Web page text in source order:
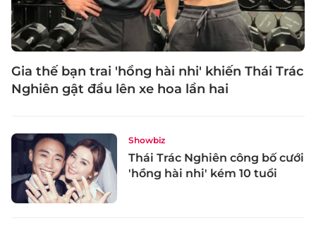
Gia thế bạn trai 'hồng hài nhi' khiến Thái Trác
Nghiên gật đầu lên xe hoa lần hai
Showbiz
Thái Trác Nghiên công bố cưới
'hồng hài nhi' kém 10 tuổi